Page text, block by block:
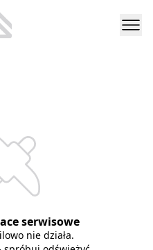
serwisowe
nie działa.